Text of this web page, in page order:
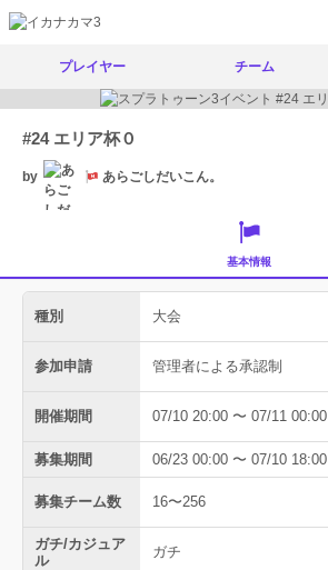
プレイヤー チーム
#24 エリア杯０
by あらごしだいこん。
基本情報
種別 大会
参加申請 管理者による承認制
開催期間 07/10 20:00 〜 07/11 00:00
募集期間 06/23 00:00 〜 07/10 18:00
募集チーム数 16〜256
ガチ/カジュア
ル
ガチ